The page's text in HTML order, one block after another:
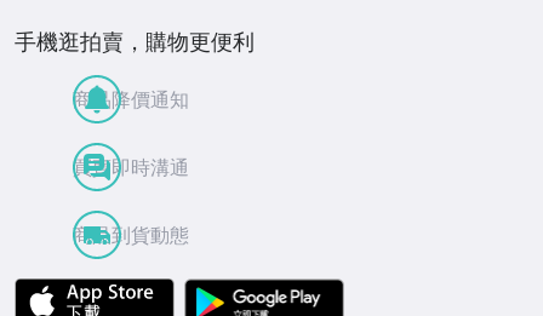
手機逛拍賣，購物更便利
商品降價通知
買賣即時溝通
商品到貨動態
APP Store